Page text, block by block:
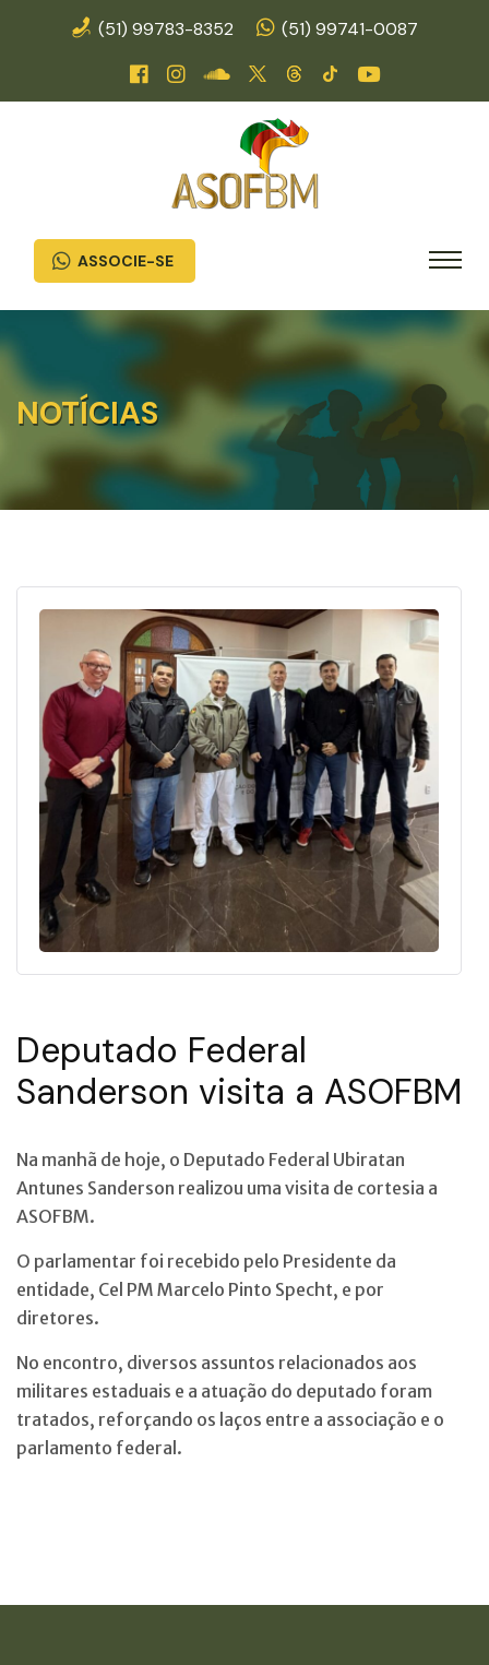
(51) 99783-8352 (51) 99741-0087
ASSOCIE-SE
NOTÍCIAS
Deputado Federal
Sanderson visita a ASOFBM
Na manhã de hoje, o Deputado Federal Ubiratan
Antunes Sanderson realizou uma visita de cortesia a
ASOFBM.
O parlamentar foi recebido pelo Presidente da
entidade, Cel PM Marcelo Pinto Specht, e por
diretores.
No encontro, diversos assuntos relacionados aos
militares estaduais e a atuação do deputado foram
tratados, reforçando os laços entre a associação e o
parlamento federal.